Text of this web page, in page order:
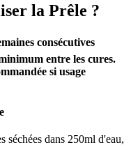
la Prêle ?
consécutives
entre les cures.
si usage
séchées dans 250ml d'eau,